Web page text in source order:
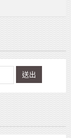
送出